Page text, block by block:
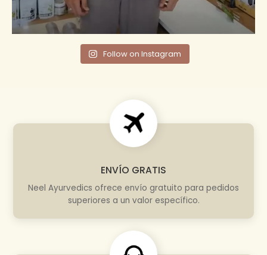
Follow on Instagram
ENVÍO GRATIS
Neel Ayurvedics ofrece envío gratuito para pedidos
superiores a un valor específico.